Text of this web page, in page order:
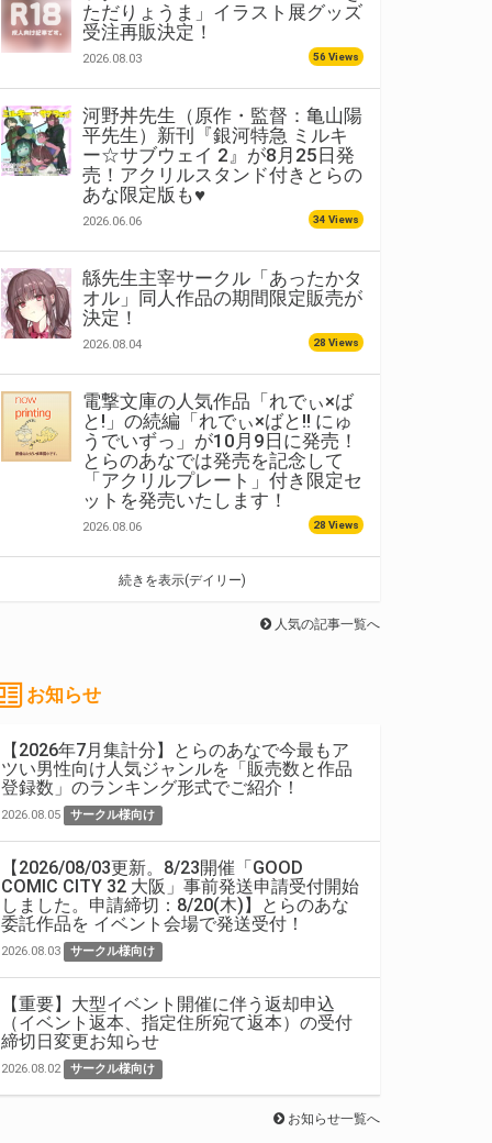
ただりょうま」イラスト展グッズ
受注再販決定！
2026.08.03 56 Views
河野丼先生（原作・監督：亀山陽
平先生）新刊『銀河特急 ミルキ
ー☆サブウェイ 2』が8月25日発
売！アクリルスタンド付きとらの
あな限定版も♥
2026.06.06 34 Views
緜先生主宰サークル「あったかタ
オル」同人作品の期間限定販売が
決定！
2026.08.04 28 Views
電撃文庫の人気作品「れでぃ×ば
と!」の続編「れでぃ×ばと!! にゅ
うでいずっ」が10月9日に発売！
とらのあなでは発売を記念して
「アクリルプレート」付き限定セ
ットを発売いたします！
2026.08.06 28 Views
続きを表示(デイリー)
人気の記事一覧へ
お知らせ
【2026年7月集計分】とらのあなで今最もア
ツい男性向け人気ジャンルを「販売数と作品
登録数」のランキング形式でご紹介！
2026.08.05 サークル様向け
【2026/08/03更新。8/23開催「GOOD
COMIC CITY 32 大阪」事前発送申請受付開始
しました。申請締切：8/20(木)】とらのあな
委託作品を イベント会場で発送受付！
2026.08.03 サークル様向け
【重要】大型イベント開催に伴う返却申込
（イベント返本、指定住所宛て返本）の受付
締切日変更お知らせ
2026.08.02 サークル様向け
お知らせ一覧へ